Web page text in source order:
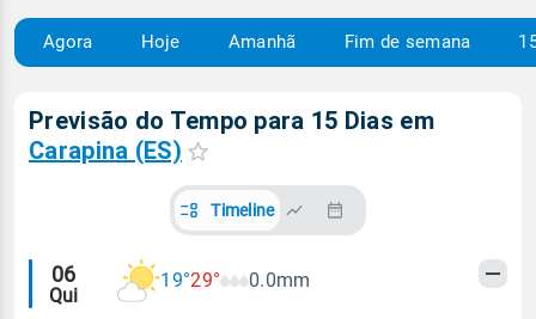
Agora Hoje Amanhã Fim de semana
Previsão do Tempo para 15 Dias em
Carapina (ES)
Timeline
Alertas
meteorológicos
06
Qui
19°29° 0.0mm